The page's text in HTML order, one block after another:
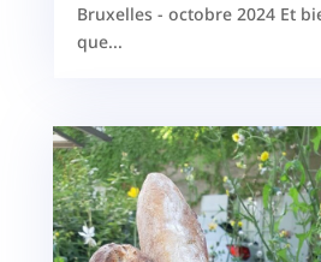
Bruxelles - octobre 2024 Et
que...